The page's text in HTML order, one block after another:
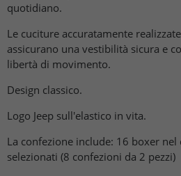
quotidiano.
Le cuciture accuratamente
assicurano una vestibilità sicura e
libertà di movimento.
Design classico.
Logo Jeep sull'elastico in vita.
La confezione include: 16 boxer nel
selezionati (8 confezioni da 2 pezzi)